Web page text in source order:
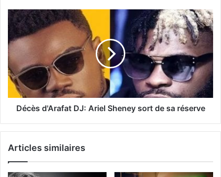
Décès d'Arafat DJ: Ariel Sheney sort de sa réserve
Articles similaires